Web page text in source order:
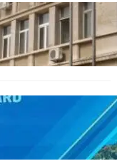
обвинен за
в сила